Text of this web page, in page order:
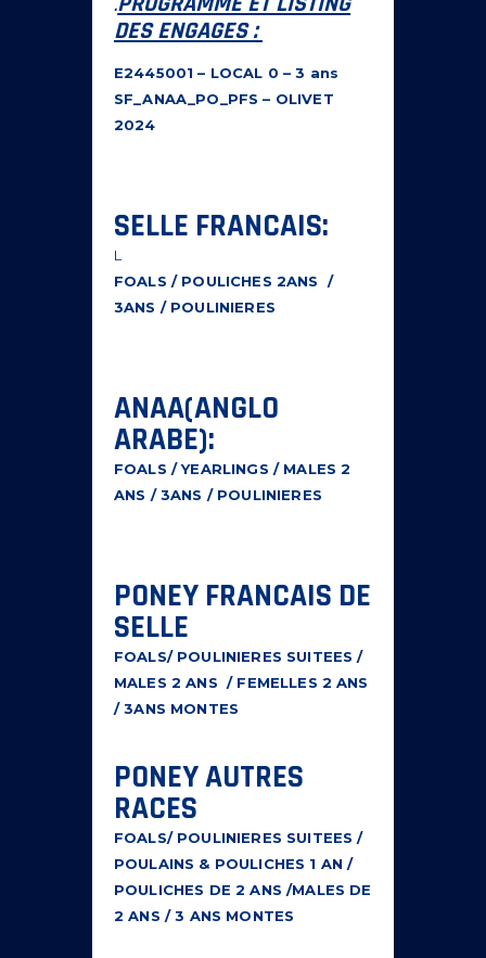
.
DES ENGAGES :
E2445001 – LOCAL 0 – 3 ans
SF_ANAA_PO_PFS – OLIVET
2024
SELLE FRANCAIS:
L
FOALS / POULICHES 2ANS /
3ANS / POULINIERES
ANAA(ANGLO
ARABE):
FOALS / YEARLINGS / MALES 2
ANS / 3ANS / POULINIERES
PONEY FRANCAIS DE
SELLE
FOALS/ POULINIERES SUITEES /
MALES 2 ANS / FEMELLES 2 ANS
/ 3ANS MONTES
PONEY AUTRES
RACES
FOALS/ POULINIERES SUITEES /
POULAINS & POULICHES 1 AN /
POULICHES DE 2 ANS /MALES DE
2 ANS / 3 ANS MONTES